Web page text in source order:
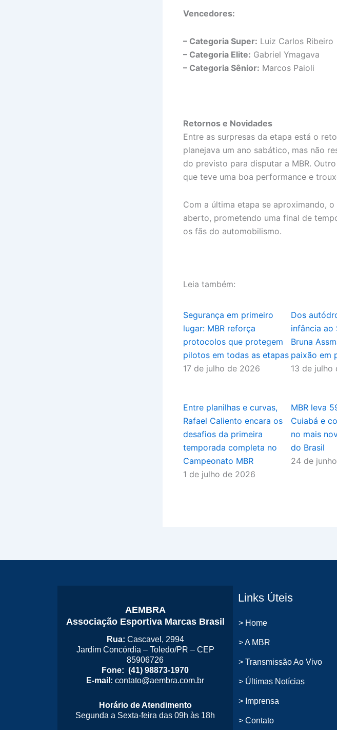
Vencedores:
– Categoria Super: Luiz Carlos Ribeiro
– Categoria Elite: Gabriel Ymagava
– Categoria Sênior: Marcos Paioli
Retornos e Novidades
Entre as surpresas da etapa está o
planejava um ano sabático, mas não
do previsto para disputar a MBR.
que teve uma boa performance e
Com a última etapa se aproximando,
aberto, prometendo uma final de
os fãs do automobilismo.
Leia também:
Segurança em primeiro
lugar: MBR reforça
protocolos que protegem
pilotos em todas as etapas
17 de julho de 2026
Dos
infância ao
Bruna
paixão em
13 de julho
Entre planilhas e curvas,
Rafael Caliento encara os
desafios da primeira
temporada completa no
Campeonato MBR
1 de julho de 2026
MBR leva
Cuiabá e
no mais
do Brasil
24 de
AEMBRA
Associação Esportiva Marcas Brasil
Rua: Cascavel, 2994
Jardim Concórdia – Toledo/PR – CEP
85906726
Fone: (41) 98873-1970
E-mail: contato@aembra.com.br
Horário de Atendimento
Segunda a Sexta-feira das 09h às 18h
Links Úteis
> Home
> A MBR
> Transmissão Ao Vivo
> Últimas Notícias
> Imprensa
> Contato